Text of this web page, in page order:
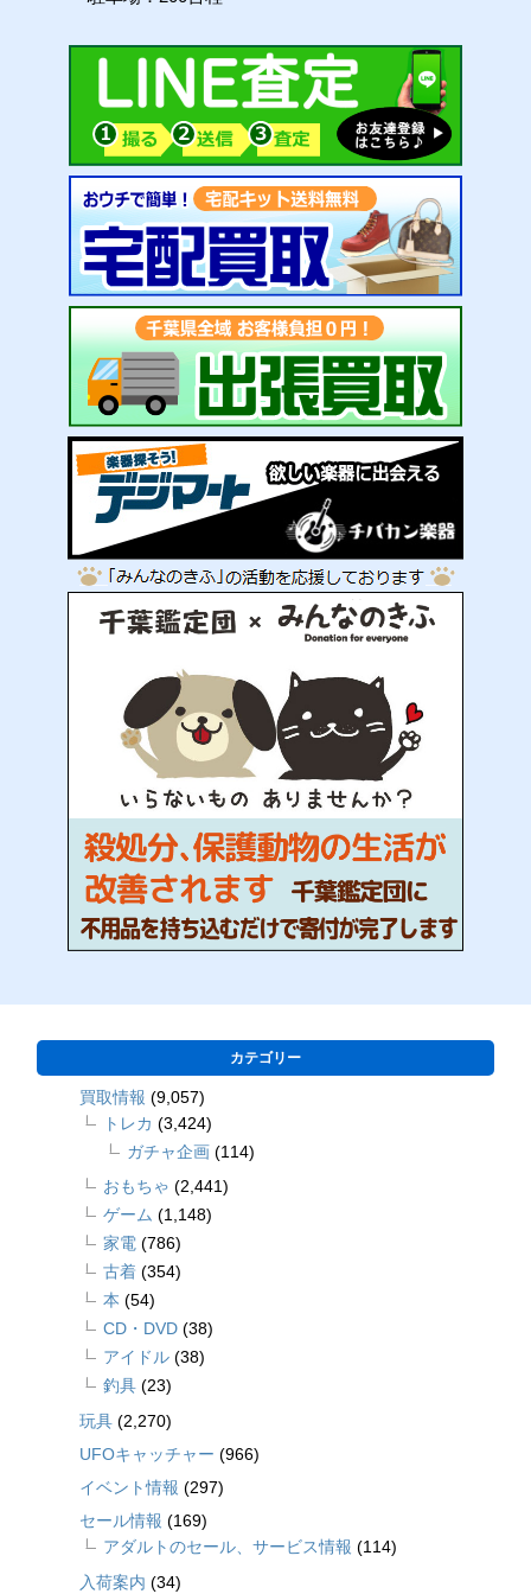
カテゴリー
買取情報 (9,057)
トレカ (3,424)
ガチャ企画 (114)
おもちゃ (2,441)
ゲーム (1,148)
家電 (786)
古着 (354)
本 (54)
CD・DVD (38)
アイドル (38)
釣具 (23)
玩具 (2,270)
UFOキャッチャー (966)
イベント情報 (297)
セール情報 (169)
アダルトのセール、サービス情報 (114)
入荷案内 (34)